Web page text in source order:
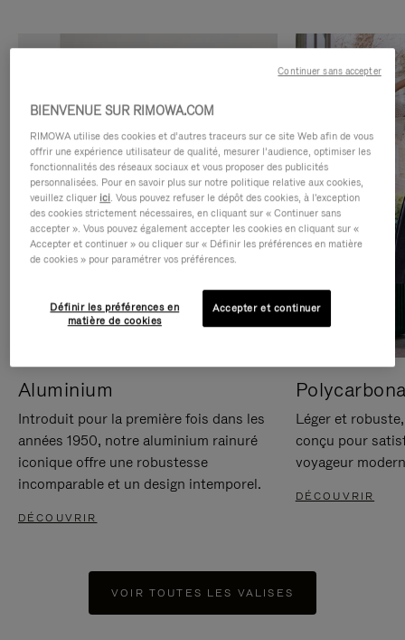
Aluminium
Introduit pour la première fois dans les
années 1950, notre aluminium rainuré
iconique offre une robustesse
incomparable et un design intemporel.
DÉCOUVRIR
Léger et
conçu pour
voyageur
DÉCOUVRIR
VOIR TOUTES LES VALISES
BIENVENUE SUR RIMOWA.COM
RIMOWA utilise des cookies et d’autres traceurs sur ce site Web afin de vous
offrir une expérience utilisateur de qualité, mesurer l’audience, optimiser les
fonctionnalités des réseaux sociaux et vous proposer des publicités
personnalisées. Pour en savoir plus sur notre politique relative aux cookies,
veuillez cliquer ici. Vous pouvez refuser le dépôt des cookies, à l'exception
des cookies strictement nécessaires, en cliquant sur « Continuer sans
accepter ». Vous pouvez également accepter les cookies en cliquant sur «
Accepter et continuer » ou cliquer sur « Définir les préférences en matière
de cookies » pour paramétrer vos préférences.
Définir les préférences en
matière de cookies
Accepter et continuer
Continuer sans accepter